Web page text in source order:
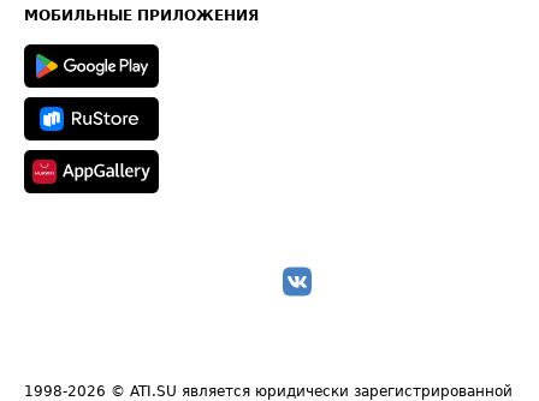
Техническая информация
МОБИЛЬНЫЕ ПРИЛОЖЕНИЯ
1998-2026 © ATI.SU является юридически зарегистрированной